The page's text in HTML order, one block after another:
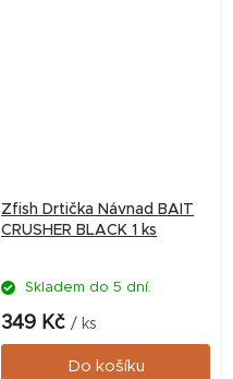
Zfish Drtička Návnad BAIT
CRUSHER BLACK 1 ks
Skladem do 5 dní.
349 Kč / ks
Do košíku